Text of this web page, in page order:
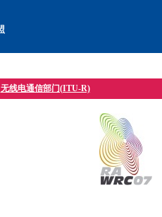
无线电通信部门(ITU-R)